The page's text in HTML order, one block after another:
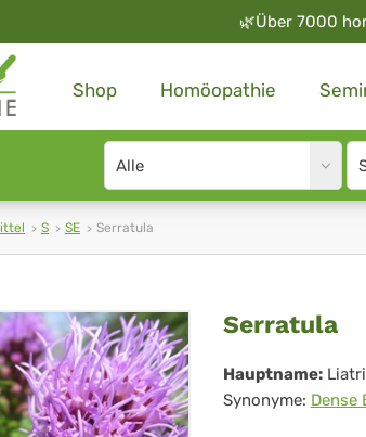
🌿Über 7000
Shop Homöopathie
Search
type
S SE Serratula
Serratula
Serratula
Hauptname:
Synonyme: Dense